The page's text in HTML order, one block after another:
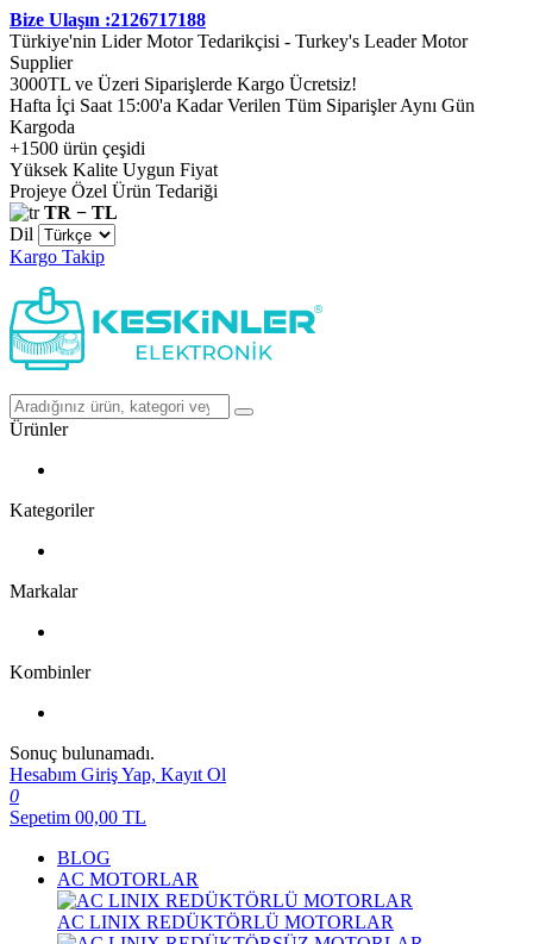
Bize Ulaşın :2126717188
Türkiye'nin Lider Motor Tedarikçisi - Turkey's Leader Motor
Supplier
3000TL ve Üzeri Siparişlerde Kargo Ücretsiz!
Hafta İçi Saat 15:00'a Kadar Verilen Tüm Siparişler Aynı Gün
Kargoda
+1500 ürün çeşidi
Yüksek Kalite Uygun Fiyat
Projeye Özel Ürün Tedariği
TR − TL
Dil
Kargo Takip
Ürünler
Kategoriler
Markalar
Kombinler
Sonuç bulunamadı.
Hesabım Giriş Yap, Kayıt Ol
0
Sepetim 00,00 TL
BLOG
AC MOTORLAR
AC LINIX REDÜKTÖRLÜ MOTORLAR